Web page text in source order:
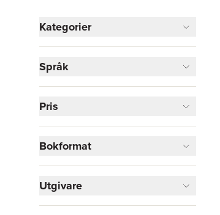
Kategorier
Kultur 2
Skönlitteratur 2
Historia och arkeologi
Språk
Pris
Bokformat
Utgivare